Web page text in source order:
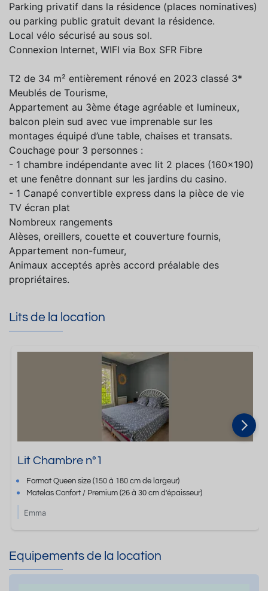
Parking privatif dans la résidence (places nominatives)
ou parking public gratuit devant la résidence.
Local vélo sécurisé au sous sol.
Connexion Internet, WIFI via Box SFR Fibre
T2 de 34 m² entièrement rénové en 2023 classé 3*
Meublés de Tourisme,
Appartement au 3ème étage agréable et lumineux,
balcon plein sud avec vue imprenable sur les
montages équipé d’une table, chaises et transats.
Couchage pour 3 personnes :
- 1 chambre indépendante avec lit 2 places (160x190)
et une fenêtre donnant sur les jardins du casino.
- 1 Canapé convertible express dans la pièce de vie
TV écran plat
Nombreux rangements
Alèses, oreillers, couette et couverture fournis,
Appartement non-fumeur,
Animaux acceptés après accord préalable des
propriétaires.
Lits de la location
Lit Chambre n°1
FormatQueen size (150 à 180 cm de largeur)
Matelas Confort / Premium(26 à 30 cm d'épaisseur)
Emma
Equipements de la location